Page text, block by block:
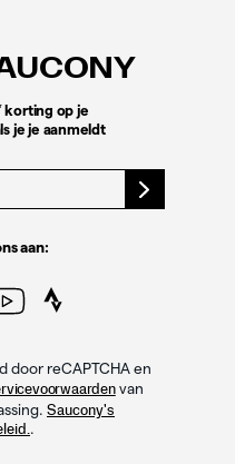
korting op je
je je aanmeldt
aan:
door reCAPTCHA en
van
Saucony's
.